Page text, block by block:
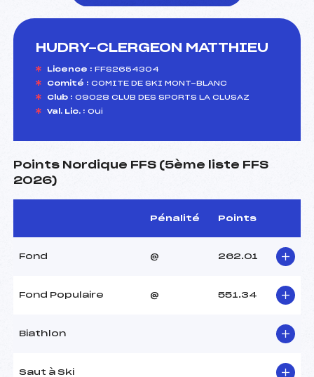
HUDRY-CLERGEON MATTHIEU
Licence : FFS2654304
Comité : COMITE DE SKI MONT-BLANC
Club : 09028 CLUB DES SPORTS LA CLUSAZ
Val. Lic. : Oui
Points Nordique FFS (5ème liste FFS
2026)
Pénalité Points
Fond @ 262.01
Fond Populaire @ 551.34
Biathlon
Saut à Ski